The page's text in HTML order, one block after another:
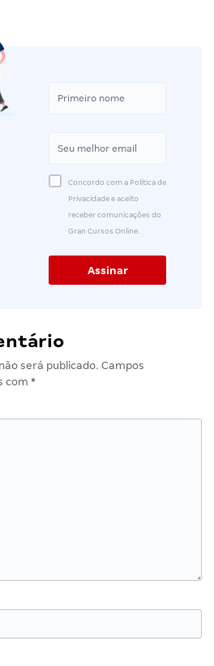
Concordo com a Política de
Privacidade e aceito
receber comunicações do
Gran Cursos Online.
será publicado. Campos
com *